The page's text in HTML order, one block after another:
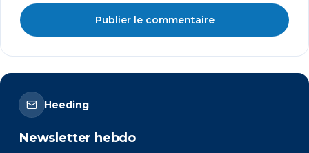
Publier le commentaire
Heeding
Newsletter hebdo